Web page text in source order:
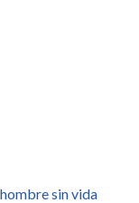
sin vida